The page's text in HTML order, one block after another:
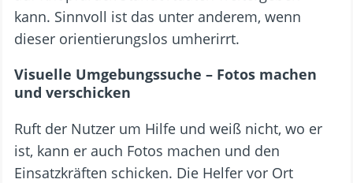
kann. Sinnvoll ist das unter anderem, wenn
dieser orientierungslos umherirrt.
Visuelle Umgebungssuche – Fotos machen
und verschicken
Ruft der Nutzer um Hilfe und weiß nicht, wo er
ist, kann er auch Fotos machen und den
Einsatzkräften schicken. Die Helfer vor Ort